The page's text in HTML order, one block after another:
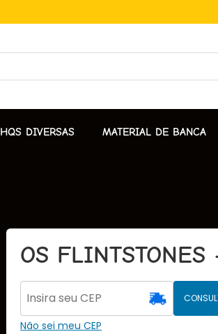
HQS DIVERSAS MATERIAL DE BANCA
OS FLINTSTONES
Não sei meu CEP